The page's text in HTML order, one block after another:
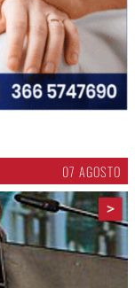
07 AGOSTO
>